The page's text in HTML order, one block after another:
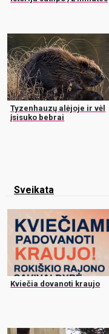
Tyzenhauzų alėjoje ir vėl
įsisuko bebrai
Sveikata
Kviečia dovanoti kraujo